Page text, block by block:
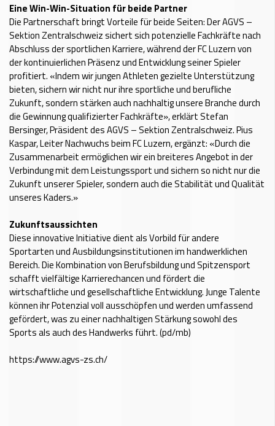
Eine Win-Win-Situation für beide Partner
Die Partnerschaft bringt Vorteile für beide Seiten: Der AGVS –
Sektion Zentralschweiz sichert sich potenzielle Fachkräfte nach
Abschluss der sportlichen Karriere, während der FC Luzern von
der kontinuierlichen Präsenz und Entwicklung seiner Spieler
profitiert. «Indem wir jungen Athleten gezielte Unterstützung
bieten, sichern wir nicht nur ihre sportliche und berufliche
Zukunft, sondern stärken auch nachhaltig unsere Branche durch
die Gewinnung qualifizierter Fachkräfte», erklärt Stefan
Bersinger, Präsident des AGVS – Sektion Zentralschweiz. Pius
Kaspar, Leiter Nachwuchs beim FC Luzern, ergänzt: «Durch die
Zusammenarbeit ermöglichen wir ein breiteres Angebot in der
Verbindung mit dem Leistungssport und sichern so nicht nur die
Zukunft unserer Spieler, sondern auch die Stabilität und Qualität
unseres Kaders.»
Zukunftsaussichten
Diese innovative Initiative dient als Vorbild für andere
Sportarten und Ausbildungsinstitutionen im handwerklichen
Bereich. Die Kombination von Berufsbildung und Spitzensport
schafft vielfältige Karrierechancen und fördert die
wirtschaftliche und gesellschaftliche Entwicklung. Junge Talente
können ihr Potenzial voll ausschöpfen und werden umfassend
gefördert, was zu einer nachhaltigen Stärkung sowohl des
Sports als auch des Handwerks führt. (pd/mb)
https://www.agvs-zs.ch/